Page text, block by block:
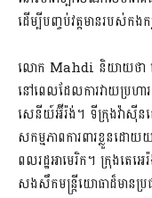
ដើម្បីបញ្ចប់វត្តមានរបស់ក
លោក Mahdi និយាយថា
នៅពេលដែលការវាយប្រហា
សេនីយ៍អ៊ីរ៉ង់។ ទីក្រុងវ៉ាស៊ីន
សកម្មភាពការពារខ្លួនដោយ
ពលរដ្ឋអាមេរិក។ ក្រុងតេអេ
សងសឹកមន្ត្រីយោធាដ៏មានប្រ